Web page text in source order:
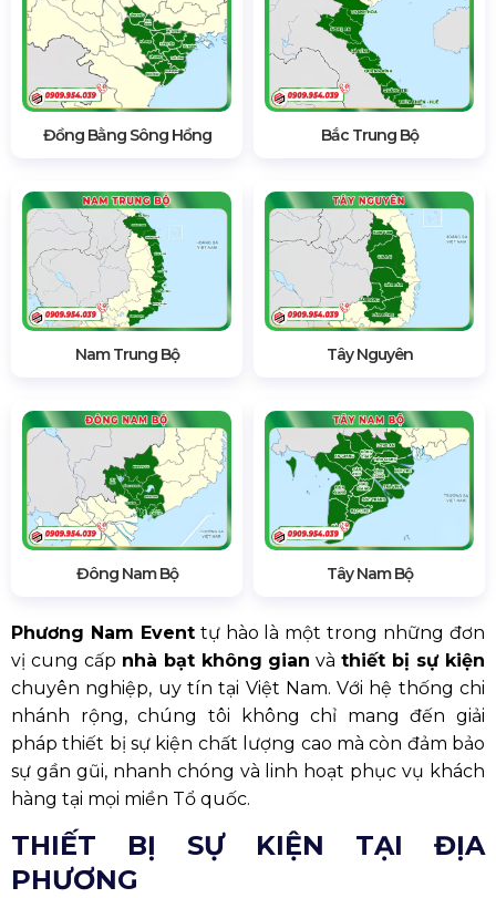
Đồng Bằng Sông Hồng Bắc Trung Bộ
Nam Trung Bộ Tây Nguyên
Đông Nam Bộ Tây Nam Bộ
Phương Nam Eventtự hào là một trong những đơn
vị cung cấp nhà bạt không gian vàthiết bị sự kiện
chuyên nghiệp, uy tín tại Việt Nam. Với hệ thống chi
nhánh rộng, chúng tôi không chỉ mang đến giải
pháp thiết bị sự kiện chất lượng cao mà còn đảm bảo
sự gần gũi, nhanh chóng và linh hoạt phục vụ khách
hàng tại mọi miền Tổ quốc.
THIẾT BỊ SỰ KIỆN TẠI ĐỊA
PHƯƠNG